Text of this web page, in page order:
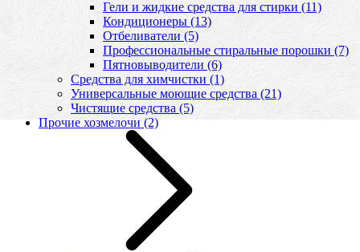
Гели и жидкие средства для стирки (11)
Кондиционеры (13)
Отбеливатели (5)
Профессиональные стиральные порошки (7)
Пятновыводители (6)
Средства для химчистки (1)
Универсальные моющие средства (21)
Чистящие средства (5)
Прочие хозмелочи (2)